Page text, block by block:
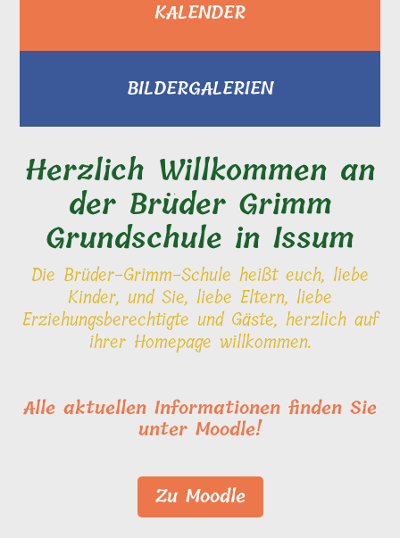
KALENDER
BILDERGALERIEN
Herzlich Willkommen an
der Brüder Grimm
Grundschule in Issum
Die Brüder-Grimm-Schule heißt euch, liebe
Kinder, und Sie, liebe Eltern, liebe
Erziehungsberechtigte und Gäste, herzlich auf
ihrer Homepage willkommen.
Alle aktuellen Informationen finden Sie
unter Moodle!
Zu Moodle